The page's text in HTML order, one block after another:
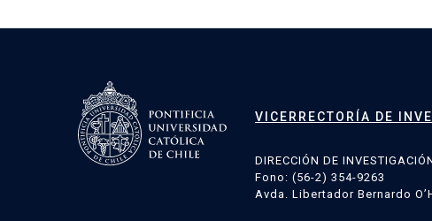
VICERRECTORÍA DE
DIRECCIÓN DE
Fono: (56-2) 354-9263
Avda. Libertador Bernardo